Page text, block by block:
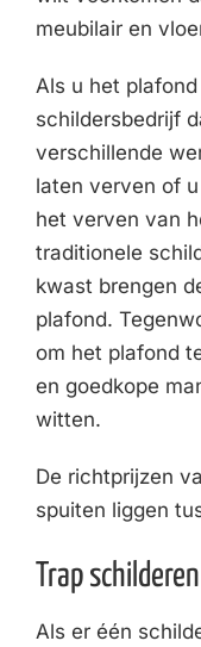
meubilair en
Als u het
schildersbedrijf
verschillende
laten verven of
het verven van
traditionele
kwast brengen
plafond.
om het plafond
en goedkope
witten.
De richtprijzen
spuiten liggen
Trap schilderen
Als er één